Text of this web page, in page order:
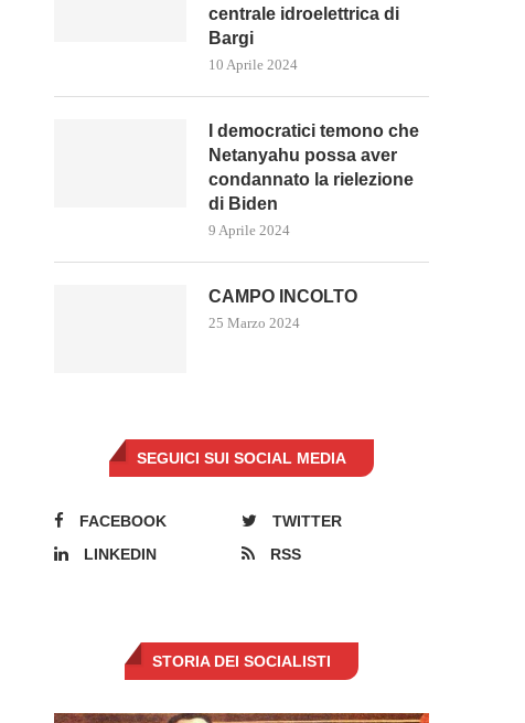
centrale idroelettrica di
Bargi
10 Aprile 2024
I democratici temono che
Netanyahu possa aver
condannato la rielezione
di Biden
9 Aprile 2024
CAMPO INCOLTO
25 Marzo 2024
SEGUICI SUI SOCIAL MEDIA
FACEBOOK
TWITTER
LINKEDIN
RSS
STORIA DEI SOCIALISTI